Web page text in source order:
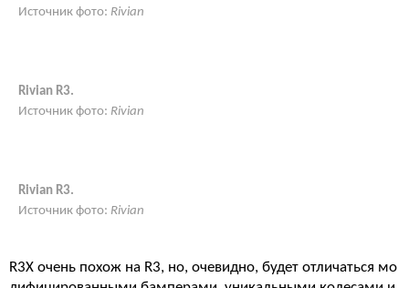
Источник фото: Rivian
Rivian R3.
Источник фото: Rivian
Rivian R3.
Источник фото: Rivian
R3X очень похож на R3, но, очевидно, будет отличаться мо